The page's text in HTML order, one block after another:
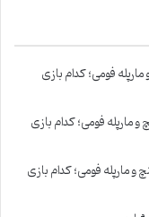
فومی؛ کدام بازی
مارپله فومی؛ کدام بازی
مارپله فومی؛ کدام بازی